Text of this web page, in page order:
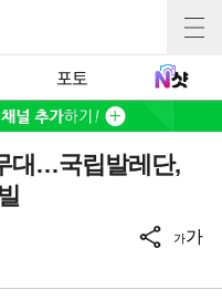
포토
대…국립발레단,
가가